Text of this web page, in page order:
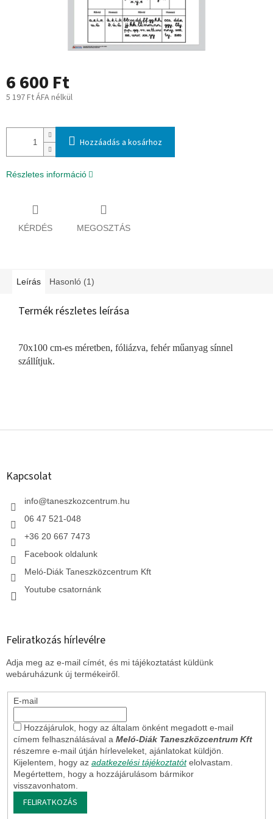
6 600 Ft
5 197 Ft ÁFA nélkül
Hozzáadás a kosárhoz
Részletes információ
KÉRDÉS MEGOSZTÁS
Leírás Hasonló (1)
Termék részletes leírása
70x100 cm-es méretben, fóliázva, fehér műanyag sínnel
szállítjuk.
L
Kapcsolat
info@taneszkozcentrum.hu
06 47 521-048
+36 20 667 7473
Facebook oldalunk
Meló-Diák Taneszközcentrum Kft
Youtube csatornánk
Feliratkozás hírlevélre
Adja meg az e-mail címét, és mi tájékoztatást küldünk
webáruházunk új termékeiről.
E-mail
Hozzájárulok, hogy az általam önként megadott e-mail
címem felhasználásával a Meló-Diák Taneszközcentrum Kft
részemre e-mail útján hírleveleket, ajánlatokat küldjön.
Kijelentem, hogy az adatkezelési tájékoztatót elolvastam.
Megértettem, hogy a hozzájárulásom bármikor
visszavonhatom.
FELIRATKOZÁS